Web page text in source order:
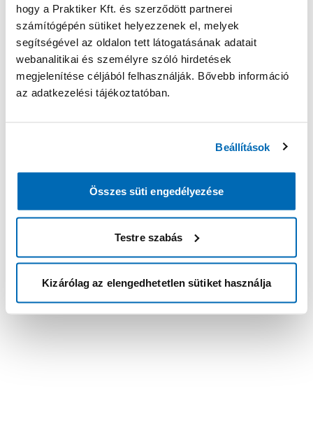
hogy a Praktiker Kft. és szerződött partnerei
számítógépén sütiket helyezzenek el, melyek
segítségével az oldalon tett látogatásának adatait
webanalitikai és személyre szóló hirdetések
megjelenítése céljából felhasználják. Bővebb információ
az adatkezelési tájékoztatóban.
Beállítások
Összes süti engedélyezése
Testre szabás
Kizárólag az elengedhetetlen sütiket használja